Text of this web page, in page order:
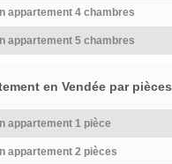
appartement 4 chambres
appartement 5 chambres
en Vendée par pièces
appartement 1 pièce
appartement 2 pièces